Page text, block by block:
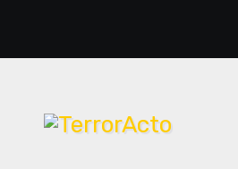
contenido